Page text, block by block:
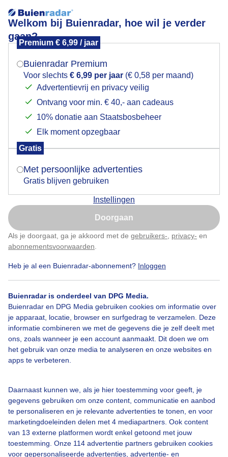
Welkom bij Buienradar, hoe wil je verder
gaan?
Premium € 6,99 / jaar
Buienradar Premium
Voor slechts € 6,99 per jaar (€ 0,58 per maand)
Advertentievrij en privacy veilig
Ontvang voor min. € 40,- aan cadeaus
10% donatie aan Staatsbosbeheer
Elk moment opzegbaar
Gratis
Met persoonlijke advertenties
Gratis blijven gebruiken
Instellingen
Doorgaan
Als je doorgaat, ga je akkoord met de gebruikers- privacy- en
abonnementsvoorwaarden
Heb je al een Buienradar-abonnement? Inloggen
Buienradar is onderdeel van DPG Media.
Buienradar en DPG Media gebruiken cookies om informatie over
je apparaat, locatie, browser en surfgedrag te verzamelen. Deze
informatie combineren we met de gegevens die je zelf deelt met
ons, zoals wanneer je een account aanmaakt. Dit doen we om
het gebruik van onze media te analyseren en onze websites en
apps te verbeteren.
Daarnaast kunnen we, als je hier toestemming voor geeft, je
gegevens gebruiken om onze content, communicatie en aanbod
te personaliseren en je relevante advertenties te tonen, en voor
marketingdoeleinden delen met 4 mediapartners. Ook content
van 13 externe platformen wordt enkel getoond met jouw
toestemming. Onze 114 advertentie partners gebruiken cookies
voor gepersonaliseerde advertenties, advertentie- en
meeuwenoppaalhoofd
Populaire categorieën
Lente
Zomer
Over Buienradar
Bedrijfsgegevens
Veelgestelde vragen
Contact
Gebruikersvoorwaarden
Adverteren
Buienradar Team
Privacy beleid
Mogen we je locatie gebruiken voor het
Indien je hier nog geen akkoord op hebt gegeven,
verschijnt er zo een pop-up uit je browser waarin
Is goed, toon de popup
Nu niet, misschien later
Klik hierom dit aan te passen